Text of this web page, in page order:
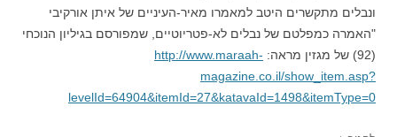
ונבלים מתקשרים היטב למאמרו מאיר-העיניים של איתן אורקיבי
"האמרה כמפלטם של נבלים לא-פטריוטיים, שמפורסם בגיליון הנוכחי
(92) של מגזין מראה:
http://www.maraah-
magazine.co.il/show_item.asp?
levelId=64904&itemId=27&katavaId=1498&itemType=0